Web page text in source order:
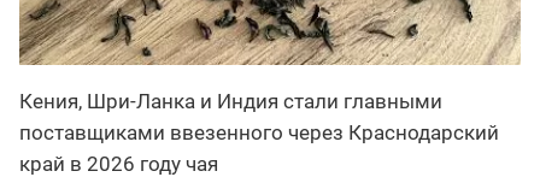
Кения, Шри-Ланка и Индия стали главными
поставщиками ввезенного через Краснодарский
край в 2026 году чая